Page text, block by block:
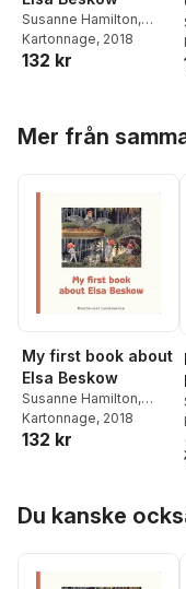
Susanne Hamilton,
Caroline Karlström
Kartonnage, 2018
132 kr
Mer från
My first book about
Elsa Beskow
Susanne Hamilton,
Caroline Karlström
Kartonnage, 2018
132 kr
Du kanske